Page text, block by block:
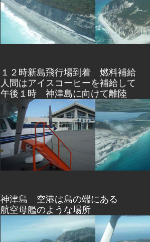
１２時新島飛行場到着 燃料補給
人間はアイスコーヒーを補給して
午後１時 神津島に向けて離陸
神津島 空港は島の端にある
航空母艦のような場所